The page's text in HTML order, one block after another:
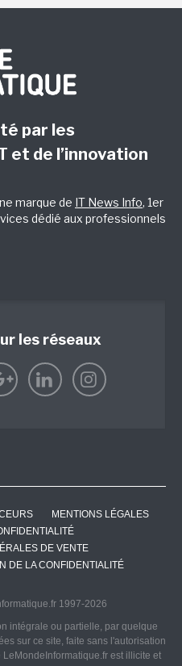
par les
et de l’innovation
marque de IT News Info, 1er
dédié aux professionnels
les réseaux
MENTIONS LÉGALES
DE VENTE
DE LA CONFIDENTIALITÉ
1997-2026
intégrale ou partielle, par quelque
sur ce site, faite sans l'autorisation
est illicite et